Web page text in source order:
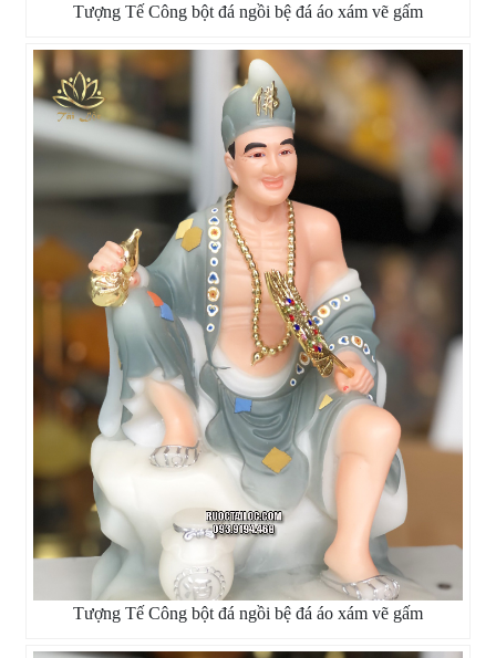
Tượng Tế Công bột đá ngồi bệ đá áo xám vẽ gấm
Tượng Tế Công bột đá ngồi bệ đá áo xám vẽ gấm